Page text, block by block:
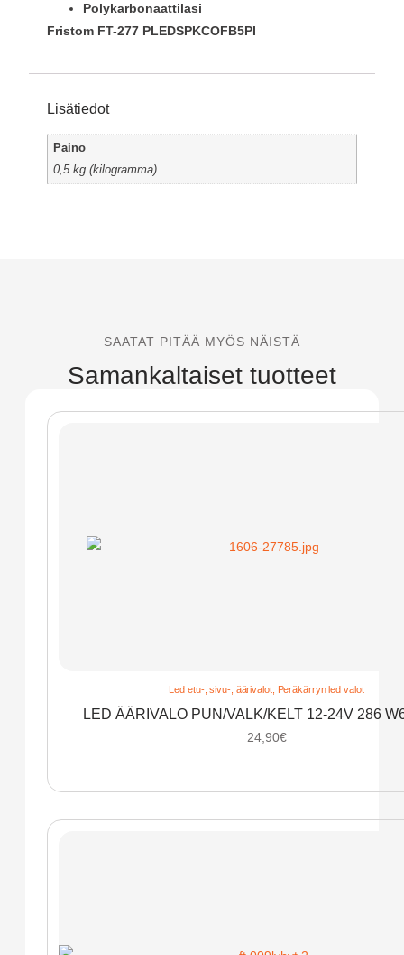
Polykarbonaattilasi
Fristom FT-277 PLEDSPKCOFB5PI
Lisätiedot
Paino
0,5 kg (kilogramma)
SAATAT PITÄÄ MYÖS NÄISTÄ
Samankaltaiset tuotteet
Led etu-, sivu-, äärivalot, Peräkärryn led valot
LED ÄÄRIVALO PUN/VALK/KELT 12-24V 286
24,90€